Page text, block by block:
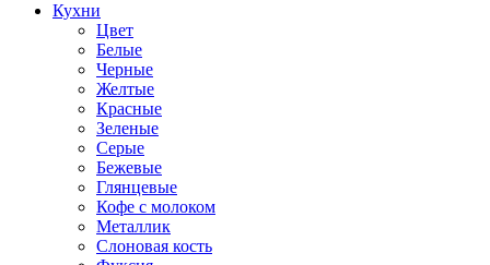
Кухни
Цвет
Белые
Черные
Желтые
Красные
Зеленые
Серые
Бежевые
Глянцевые
Кофе с молоком
Металлик
Слоновая кость